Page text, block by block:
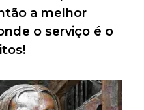
a melhor
o serviço é o